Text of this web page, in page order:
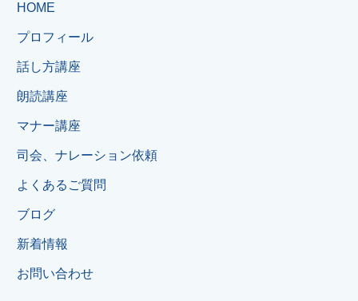
HOME
プロフィール
話し方講座
朗読講座
マナー講座
司会、ナレーション依頼
よくあるご質問
ブログ
新着情報
お問い合わせ